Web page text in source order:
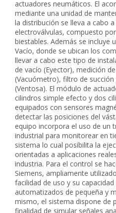
actuadores neumáticos. El
mediante una unidad de
la distribución se lleva a cabo
electroválvulas, compuesto
biestables. Además se incluye
Vacío, donde se ubican los
llevar a cabo este tipo de
de vacío (Eyector), medición
(Vacuómetro), filtro de
(Ventosa). El módulo de
cilindros simple efecto y dos
equipados con sensores
detectar las posiciones del
equipo incorpora el uso de un
industrial para monitorear en
sistema lo cual posibilita la
orientadas a aplicaciones
industria. Para el control se
Siemens, ampliamente
facilidad de uso y su
automatizados de pequeña y
mismo, el sistema dispone de
finalidad de simular señales